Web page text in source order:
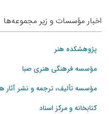
اخبار مؤسسات و زیر مجموعه‌ها
پژوهشکده هنر
مؤسسه فرهنگی هنری صبا
مؤسسه تألیف، ترجمه و نشر آثار
کتابخانه و مرکز اسناد